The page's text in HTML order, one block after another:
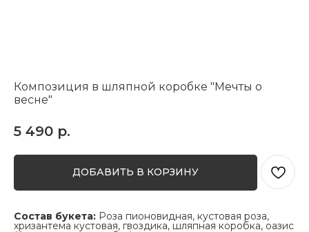
Композиция в шляпной коробке "Мечты о
весне"
5 490 р.
ДОБАВИТЬ В КОРЗИНУ
Состав букета: Роза пионовидная, кустовая роза,
хризантема кустовая, гвоздика, шляпная коробка, оазис